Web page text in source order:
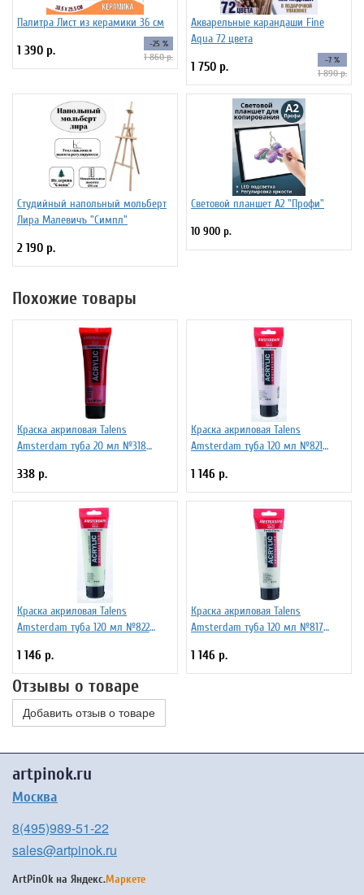
Палитра Лист из керамики 36 см
1 390 р. -25 %
1 860 р.
Акварельные карандаши Fine
Aqua 72 цвета
1 750 р. -7 %
1 890 р.
Студийный напольный мольберт
Лира Малевичъ "Симпл"
2 190 р.
Световой планшет А2 "Профи"
10 900 р.
Похожие товары
Краска акриловая Talens
Amsterdam туба 20 мл №318
338 р.
Краска акриловая Talens
Amsterdam туба 120 мл №821
17098212
1 146 р.
Краска акриловая Talens
Amsterdam туба 120 мл №822
1 146 р.
Краска акриловая Talens
Amsterdam туба 120 мл №817
1 146 р.
Отзывы о товаре
Добавить отзыв о товаре
artpinok.ru
Москва
8(495)989-51-22
sales@artpinok.ru
ArtPinOk на Яндекс.Маркете